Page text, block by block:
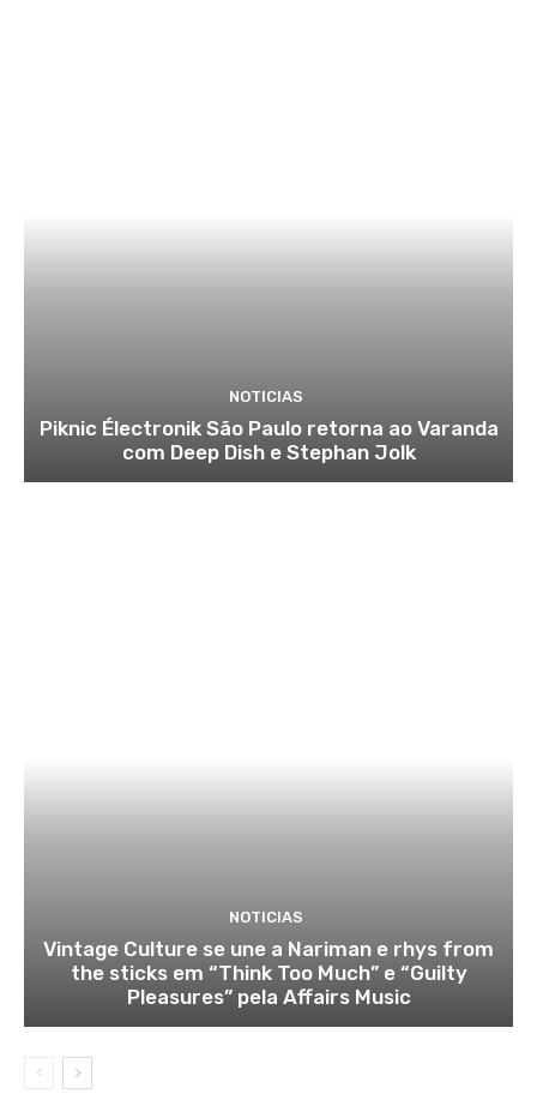
NOTICIAS
Piknic Électronik São Paulo retorna ao Varanda
com Deep Dish e Stephan Jolk
NOTICIAS
Vintage Culture se une a Nariman e rhys from
the sticks em “Think Too Much” e “Guilty
Pleasures” pela Affairs Music